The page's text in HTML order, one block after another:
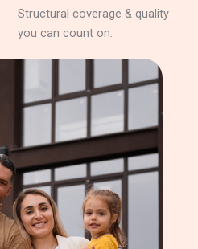
Structural coverage & quality
you can count on.